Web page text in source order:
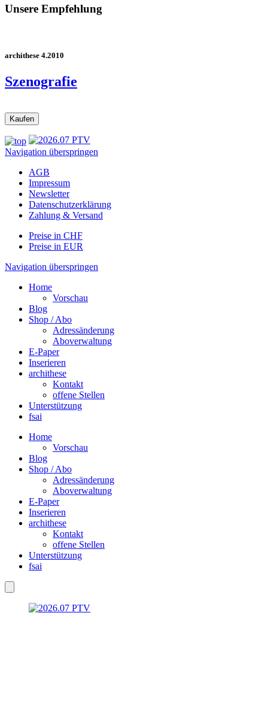
Unsere Empfehlung
archithese 4.2010
Szenografie
Navigation überspringen
AGB
Impressum
Newsletter
Datenschutzerklärung
Zahlung & Versand
Preise in CHF
Preise in EUR
Navigation überspringen
Home
Vorschau
Blog
Shop / Abo
Adressänderung
Aboverwaltung
E-Paper
Inserieren
archithese
Kontakt
offene Stellen
Unterstützung
fsai
Home
Vorschau
Blog
Shop / Abo
Adressänderung
Aboverwaltung
E-Paper
Inserieren
archithese
Kontakt
offene Stellen
Unterstützung
fsai